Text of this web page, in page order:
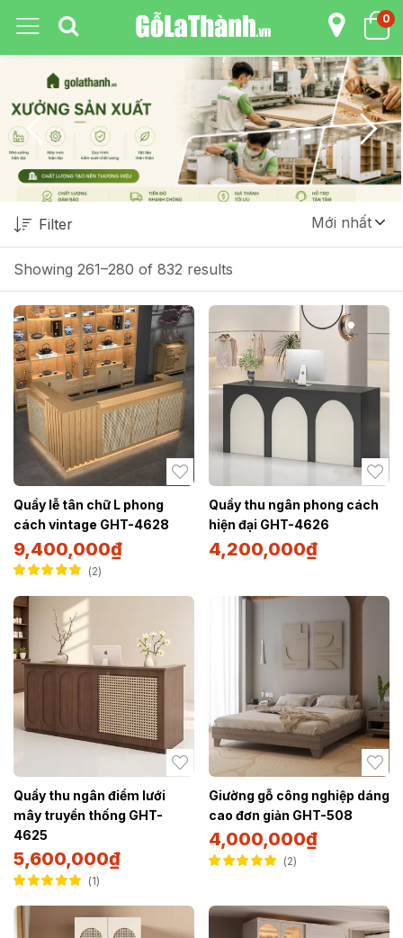
0
Showing 261–280 of 832 results
Filter Mới nhất
Quầy lễ tân chữ L phong
cách vintage GHT-4628
9,400,000₫
5.005 sao
2
Quầy thu ngân phong cách
hiện đại GHT-4626
4,200,000₫
Quầy thu ngân điểm lưới
mây truyền thống GHT-
4625
5,600,000₫
5.005 sao
1
Giường gỗ công nghiệp dáng
cao đơn giản GHT-508
4,000,000₫
2